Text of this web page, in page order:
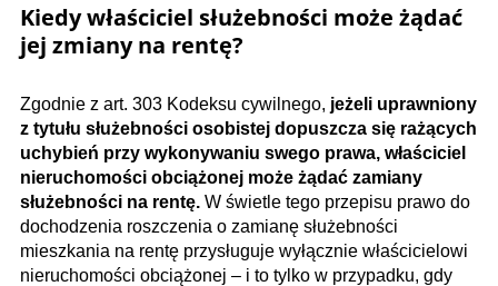
Kiedy właściciel służebności może żądać
jej zmiany na rentę?
Zgodnie z art. 303 Kodeksu cywilnego, jeżeli uprawniony
z tytułu służebności osobistej dopuszcza się rażących
uchybień przy wykonywaniu swego prawa, właściciel
nieruchomości obciążonej może żądać zamiany
służebności na rentę. W świetle tego przepisu prawo do
dochodzenia roszczenia o zamianę służebności
mieszkania na rentę przysługuje wyłącznie właścicielowi
nieruchomości obciążonej – i to tylko w przypadku, gdy